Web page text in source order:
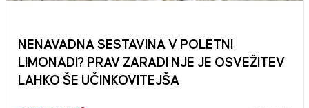
NENAVADNA SESTAVINA V POLETNI
LIMONADI? PRAV ZARADI NJE JE OSVEŽITEV
LAHKO ŠE UČINKOVITEJŠA